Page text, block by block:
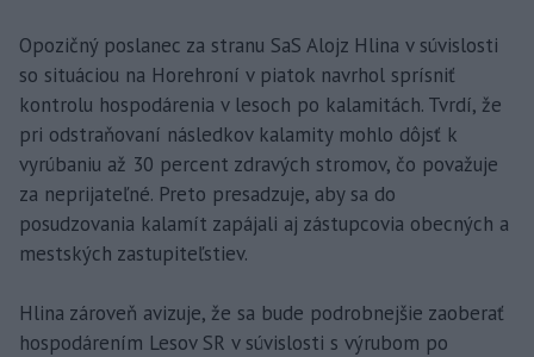
Opozičný poslanec za stranu SaS Alojz Hlina v súvislosti
so situáciou na Horehroní v piatok navrhol sprísniť
kontrolu hospodárenia v lesoch po kalamitách. Tvrdí, že
pri odstraňovaní následkov kalamity mohlo dôjsť k
vyrúbaniu až 30 percent zdravých stromov, čo považuje
za neprijateľné. Preto presadzuje, aby sa do
posudzovania kalamít zapájali aj zástupcovia obecných a
mestských zastupiteľstiev.
Hlina zároveň avizuje, že sa bude podrobnejšie zaoberať
hospodárením Lesov SR v súvislosti s výrubom po